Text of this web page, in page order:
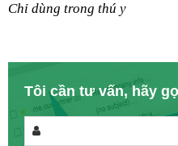
Chỉ dùng trong thú y
Tôi cần tư vấn, hãy